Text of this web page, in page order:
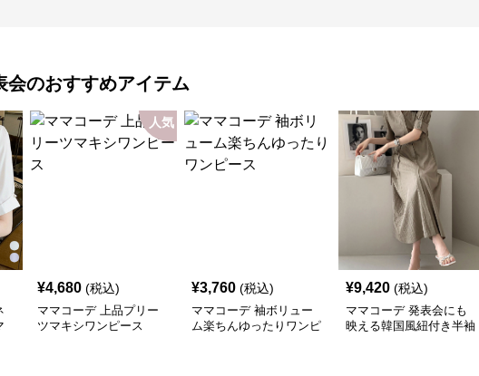
会のおすすめアイテム
人気
¥4,680 (税込)
ママコーデ 上品プリー
ツマキシワンピース
¥3,760 (税込)
ママコーデ 袖ボリュー
ム楽ちんゆったりワンピ
¥9,420 (税込)
ママコーデ 発表会にも
映える韓国風紐付き半袖